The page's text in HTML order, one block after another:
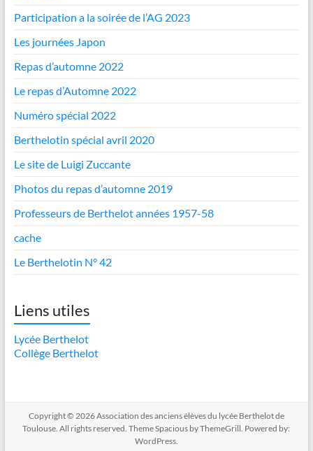
Participation a la soirée de l’AG 2023
Les journées Japon
Repas d’automne 2022
Le repas d’Automne 2022
Numéro spécial 2022
Berthelotin spécial avril 2020
Le site de Luigi Zuccante
Photos du repas d’automne 2019
Professeurs de Berthelot années 1957-58
cache
Le Berthelotin N° 42
Liens utiles
Lycée Berthelot
Collège Berthelot
Copyright © 2026Association des anciens élèves du lycée Berthelot de
Toulouse . All rights reserved. ThemeSpacious by ThemeGrill. Powered by:
WordPress.